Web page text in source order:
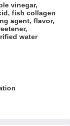
vinegar,
fish collagen
agent, flavor,
water